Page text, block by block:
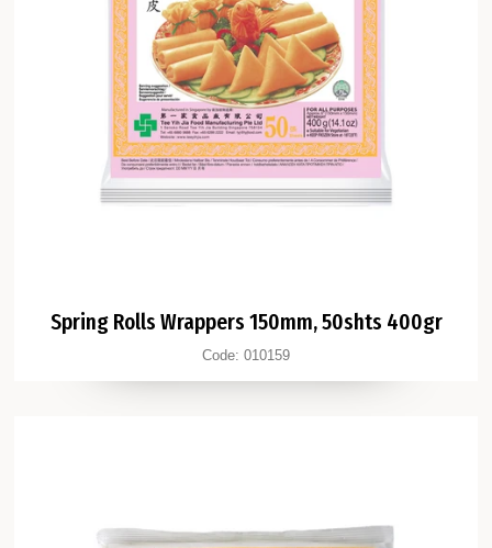
Spring Rolls Wrappers 150mm, 50shts 400gr
Code: 010159